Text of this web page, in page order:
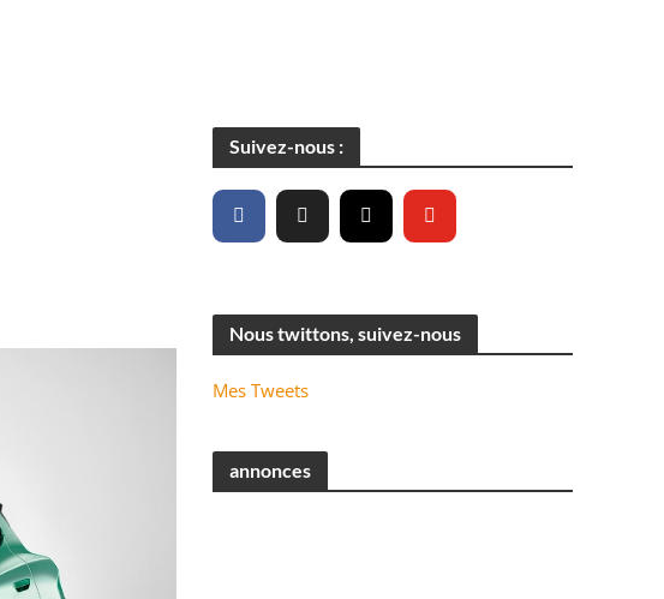
Suivez-nous :
Nous twittons, suivez-nous
Mes Tweets
annonces